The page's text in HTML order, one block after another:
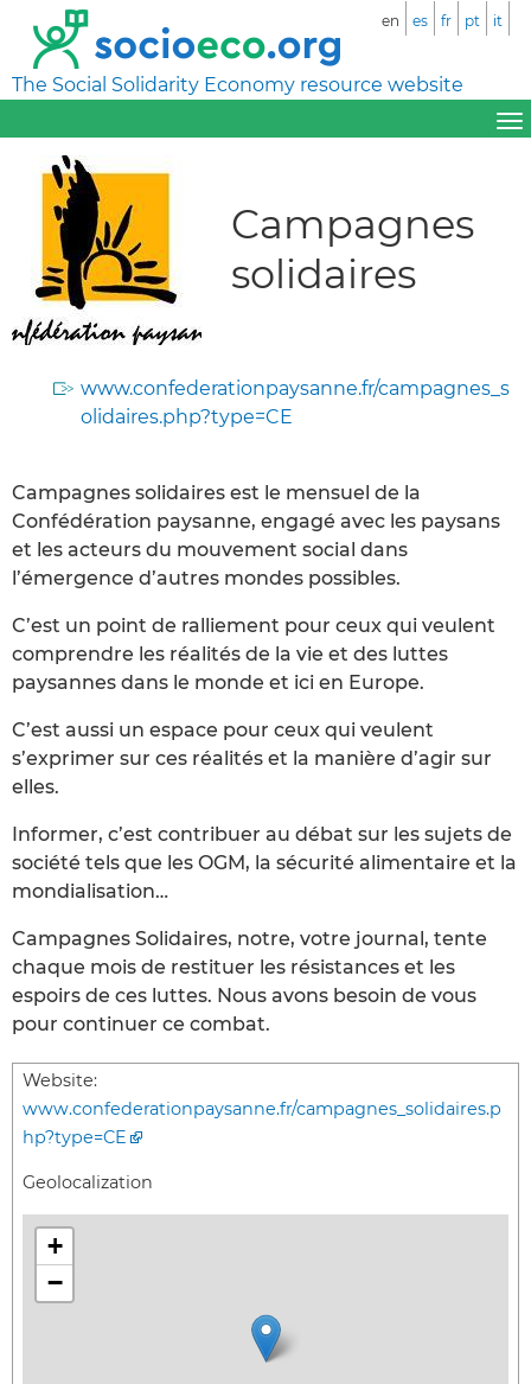
The Social Solidarity Economy resource website
en es fr pt it
Campagnes
solidaires
www.confederationpaysanne.fr/campagnes_s
olidaires.php?type=CE
Campagnes solidaires est le mensuel de la
Confédération paysanne, engagé avec les paysans
et les acteurs du mouvement social dans
l’émergence d’autres mondes possibles.
C’est un point de ralliement pour ceux qui veulent
comprendre les réalités de la vie et des luttes
paysannes dans le monde et ici en Europe.
C’est aussi un espace pour ceux qui veulent
s’exprimer sur ces réalités et la manière d’agir sur
elles.
Informer, c’est contribuer au débat sur les sujets de
société tels que les OGM, la sécurité alimentaire et la
mondialisation…
Campagnes Solidaires, notre, votre journal, tente
chaque mois de restituer les résistances et les
espoirs de ces luttes. Nous avons besoin de vous
pour continuer ce combat.
Website:
www.confederationpaysanne.fr/campagnes_solidaires.p
hp?type=CE
Geolocalization
+
−